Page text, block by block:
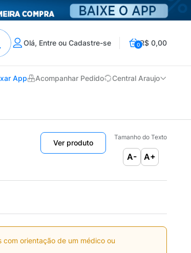
Olá, Entre ou Cadastre-se 0R$ 0,00
App Acompanhar Pedido Central Araujo
Ver produto
Tamanho do Texto
A- A+
orientação de um médico ou